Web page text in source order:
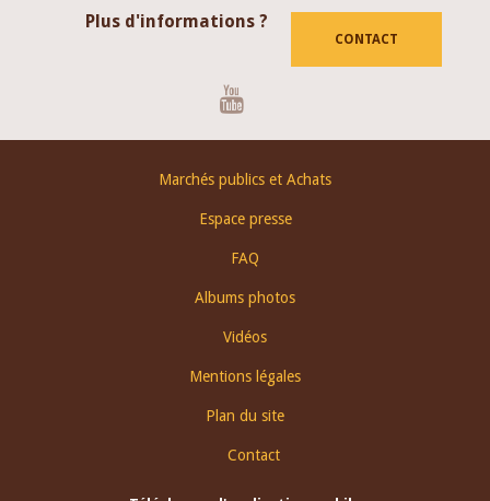
Plus d'informations ?
CONTACT
Marchés publics et Achats
Espace presse
FAQ
Albums photos
Vidéos
Mentions légales
Plan du site
Contact